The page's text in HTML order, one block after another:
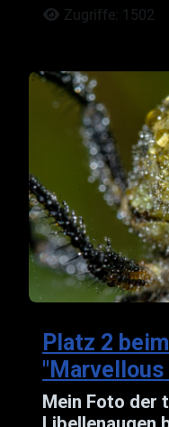
Zugriffe: 1502
Platz 2
"Marvellous
Mein Foto der